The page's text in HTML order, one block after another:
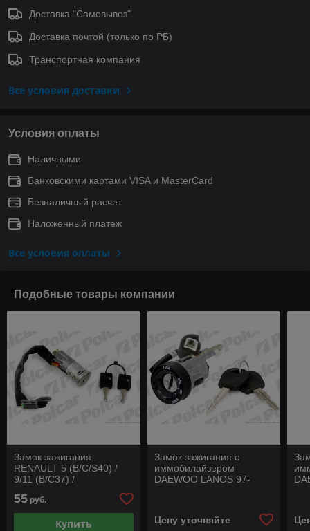
Доставка "Самовывоз"
Доставка почтой (только по РБ)
Транспортная компания
Все условия доставки
Условия оплаты
Наличными
Банковскими картами VISA и MasterCard
Безналичный расчет
Наложенный платеж
Все условия оплаты
Подобные товары компании
Замок зажигания
RENAULT 5 (B/C/S40) /
9/11 (B/C37) /
EXPRESS//RAPID (F/G40)
/ TRAFIC
(T1/2/3/4/5/6/P6/TX/PX)
55 руб.
Купить
Замок зажигания с
иммобилайзером
DAEWOO LANOS 97-
Цену уточняйте